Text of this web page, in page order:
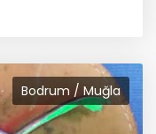
Bodrum / Muğla